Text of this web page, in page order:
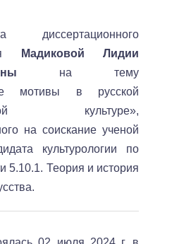
диссертационного
Мадиковой Лидии
на тему
мотивы в русской
культуре»,
на соискание ученой
культурологии по
5.10.1. Теория и история